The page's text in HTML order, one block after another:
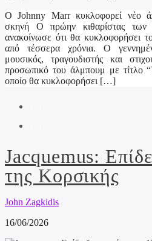
Ο Johnny Marr κυκλοφορεί νέο
σκηνή Ο πρώην κιθαρίστας
ανακοίνωσε ότι θα κυκλοφορήσει
από τέσσερα χρόνια. Ο
μουσικός, τραγουδιστής και
προσωπικό του άλμπουμ με τίτλο
οποίο θα κυκλοφορήσει […]
Jacquemus:
της Κορσικής
John Zagkidis
16/06/2026